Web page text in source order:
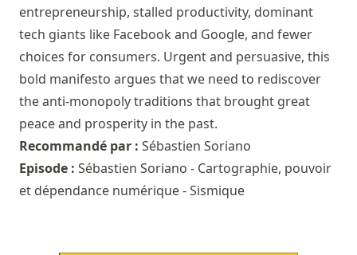
entrepreneurship, stalled productivity, dominant
tech giants like Facebook and Google, and fewer
choices for consumers. Urgent and persuasive, this
bold manifesto argues that we need to rediscover
the anti-monopoly traditions that brought great
peace and prosperity in the past.
Recommandé par : Sébastien Soriano
Episode : Sébastien Soriano - Cartographie, pouvoir
et dépendance numérique - Sismique